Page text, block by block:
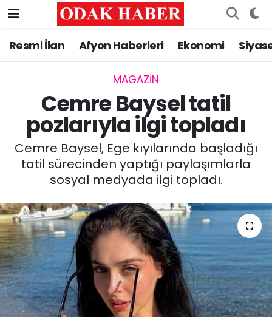
Resmi İlan Afyon Haberleri Ekonomi
MAGAZİN
Cemre Baysel tatil
pozlarıyla ilgi topladı
Cemre Baysel, Ege kıyılarında başladığı
tatil sürecinden yaptığı paylaşımlarla
sosyal medyada ilgi topladı.
AFYONKARAHİSAR HABERLERİ
ASAYİŞ
SİYASET
EĞİTİM
MAGAZİN
SAĞLIK
SPOR
Nöbetçi Eczaneler
Trafik Durumu
Süper Lig Puan Durumu ve Fikstür
Tüm Manşetler
Son Dakika Haberleri
Haber Arşivi